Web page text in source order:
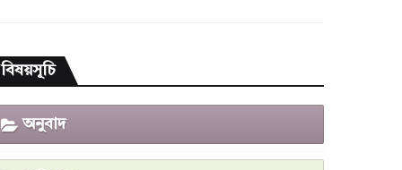
বিষয়সূচি
অনুবাদ